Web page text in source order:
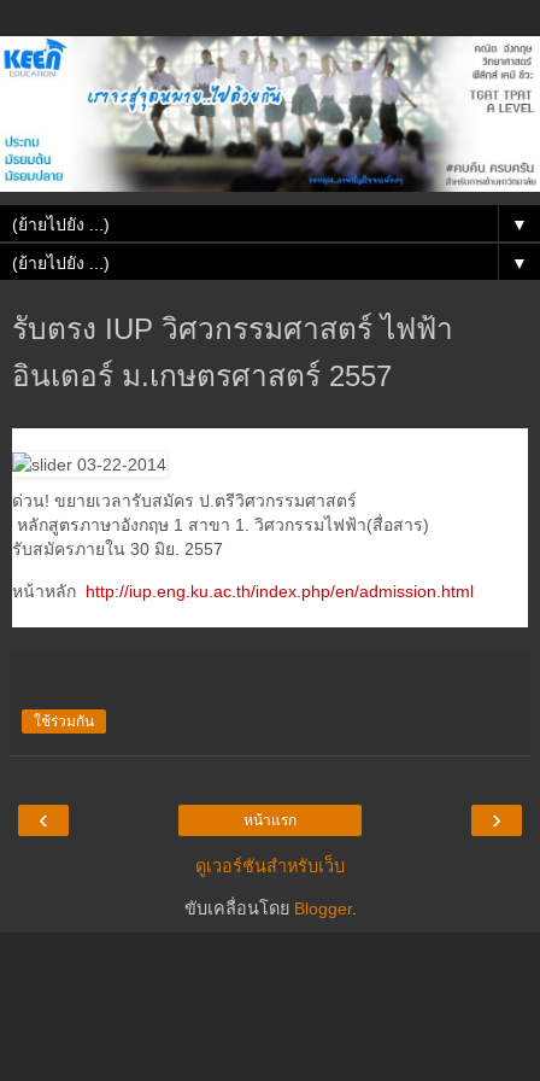
▼
▼
รับตรง IUP วิศวกรรมศาสตร์ ไฟฟ้า
อินเตอร์ ม.เกษตรศาสตร์ 2557
ด่วน! ขยายเวลารับสมัคร ป.ตรีวิศวกรรมศาสตร์
หลักสูตรภาษาอังกฤษ 1 สาขา 1. วิศวกรรมไฟฟ้า(สื่อสาร)
รับสมัครภายใน 30 มิย. 2557
หน้าหลัก http://iup.eng.ku.ac.th/index.php/en/admission.html
ใช้ร่วมกัน
‹ ›
หน้าแรก
ดูเวอร์ชันสำหรับเว็บ
ขับเคลื่อนโดย Blogger.